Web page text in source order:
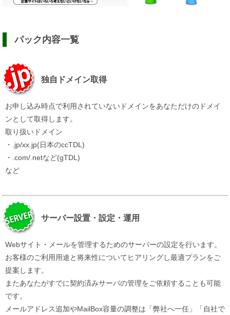
パック内容一覧
独自ドメイン取得
お申し込み時点で利用されていないドメインをあなただけのドメイ
ンとして取得します。
取り扱いドメイン
・.jp/xx.jp(日本のccTDL)
・.com/.netなど(gTDL)
など
サーバー設置・設定・運用
Webサイト・メールを管理するためのサーバーの設定を行います。
お客様のご利用用途と将来性についてヒアリングし最適プランをご
提案します。
またあなたがすでに契約済みサーバの管理をご依頼することも可能
です。
メールアドレス追加やMailBox容量の調整は「弊社へ一任」「自社で